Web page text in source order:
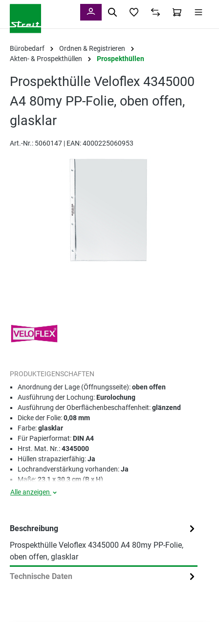
Bürobedarf
Ordnen & Registrieren
Akten- & Prospekthüllen
Prospekthüllen
Prospekthülle Veloflex 4345000
A4 80my PP-Folie, oben offen,
glasklar
Art.-Nr.: 5060147 | EAN: 4000225060953
Bildergalerie überspringen
PRODUKTEIGENSCHAFTEN
Anordnung der Lage (Öffnungsseite):oben offen
Ausführung der Lochung:Eurolochung
Ausführung der Oberflächenbeschaffenheit:glänzend
Dicke der Folie:0,08 mm
Farbe:glasklar
Für Papierformat:DIN A4
Hrst. Mat. Nr.:4345000
Hüllen strapazierfähig:Ja
Lochrandverstärkung vorhanden:Ja
Maße:23,1 x 30,3 cm (B x H)
Alle anzeigen
Beschreibung
Prospekthülle Veloflex 4345000 A4 80my PP-Folie,
oben offen, glasklar
Technische Daten